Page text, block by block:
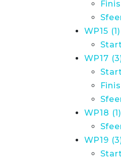
WP15
WP17
WP18
WP19